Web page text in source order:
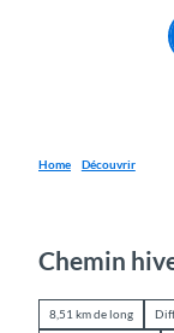
Home Découvrir
Chemin
8,51 km de long